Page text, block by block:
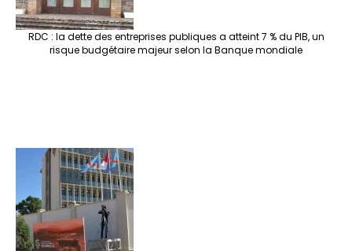
RDC : la dette des entreprises publiques a atteint 7 % du PIB, un
risque budgétaire majeur selon la Banque mondiale